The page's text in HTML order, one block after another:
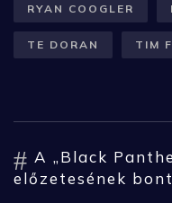
RYAN COOGLER
TE DORAN TIM
A „Black
előzetesének